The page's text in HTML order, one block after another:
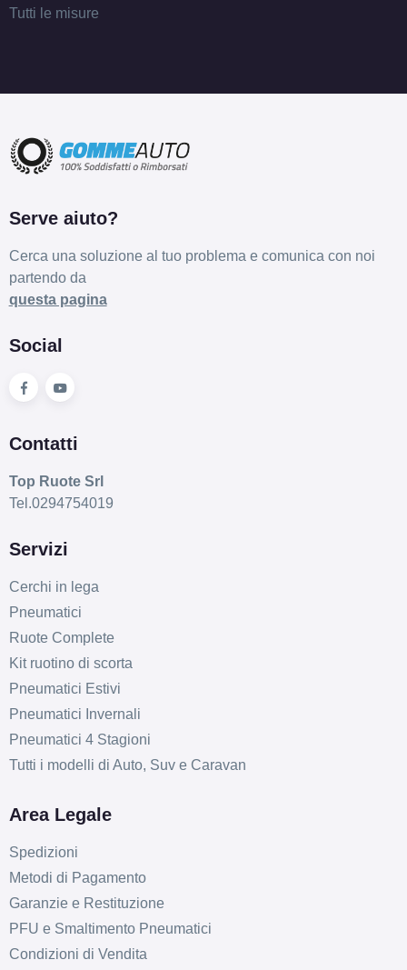
Tutti le misure
Serve aiuto?
Cerca una soluzione al tuo problema e comunica con noi
partendo da
questa pagina
Social
Contatti
Top Ruote Srl
Tel.0294754019
Servizi
Cerchi in lega
Pneumatici
Ruote Complete
Kit ruotino di scorta
Pneumatici Estivi
Pneumatici Invernali
Pneumatici 4 Stagioni
Tutti i modelli di Auto, Suv e Caravan
Area Legale
Spedizioni
Metodi di Pagamento
Garanzie e Restituzione
PFU e Smaltimento Pneumatici
Condizioni di Vendita